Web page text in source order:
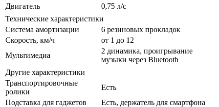
Двигатель
0,75 л/с
Технические характеристики
Система амортизации
6 резиновых прокладок
Скорость, км/ч
от 1 до 12
Мультимедиа
2 динамика, проигрывание
музыки через Bluetooth
Другие характеристики
Транспортировочные
ролики
Есть
Подставка для гаджетов
Есть, держатель для смартфона